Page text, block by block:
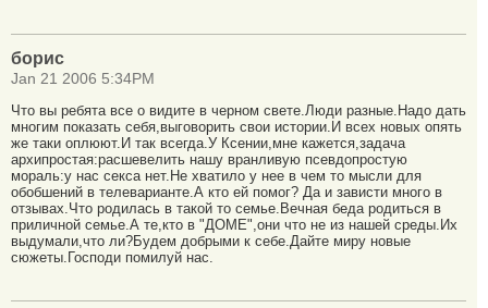
борис
Jan 21 2006 5:34PM
Что вы ребята все о видите в черном свете.Люди разные.Надо дать
многим показать себя,выговорить свои истории.И всех новых опять
же таки оплюют.И так всегда.У Ксении,мне кажется,задача
архипростая:расшевелить нашу вранливую псевдопростую
мораль:у нас секса нет.Не хватило у нее в чем то мысли для
обобшений в телеварианте.А кто ей помог? Да и зависти много в
отзывах.Что родилась в такой то семье.Вечная беда родиться в
приличной семье.А те,кто в "ДОМЕ",они что не из нашей среды.Их
выдумали,что ли?Будем добрыми к себе.Дайте миру новые
сюжеты.Господи помилуй нас.